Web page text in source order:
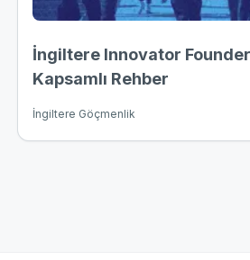
İngiltere Innovator
Kapsamlı Rehber
İngiltere Göçmenlik